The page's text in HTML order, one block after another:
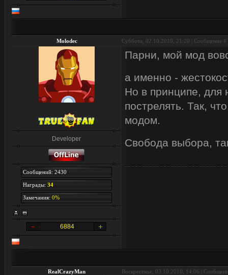
Molodec Суббота, 02.10.2010, 21:20 | Сообщение #
Developer
Сообщений: 2430
Награды: 34
Замечания: 0%
6884
Парни, мой мод
а именно -
Но в принципе, для
пострелять. Так,
модом.
Свобода выбора,
RealCrazyMan Воскресенье, 03.10.2010, 14:06 |